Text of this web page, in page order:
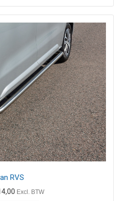
heeft
meerdere
gekozen
worden
op
de
productpagina
RVS
Prijsklasse:
Excl. BTW